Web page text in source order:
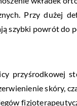
Przy dużej
szybki powrót do
przyśrodkowej
skóry,